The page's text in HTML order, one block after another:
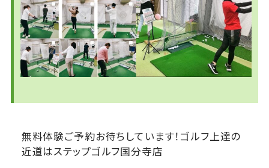
無料体験ご予約お待ちしています！ゴルフ上達の
近道はステップゴルフ国分寺店